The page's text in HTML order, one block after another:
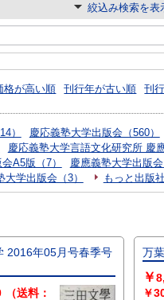
絞込み検索を表
格が高い順 刊行年が古い順 刊
） 慶応義塾大学出版会（560）
慶応義塾大学言語文化研究所 慶
A5版（7） 慶應義塾大学出版
学出版会（3） もっと出版
2016年05月号春季号
（送料：
万
￥
￥